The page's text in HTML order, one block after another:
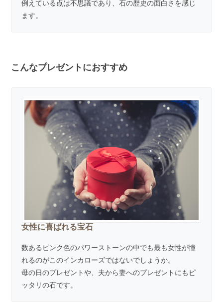
例えている点は不思議であり、石の歴史の面白さを感じ
ます。
こんなプレゼントにおすすめ
女性に喜ばれる宝石
数あるピンク色のパワーストーンの中でも最も女性が憧
れるのがこのインカローズではないでしょうか。
母の日のプレゼントや、夫から妻へのプレゼントにもピ
ッタリの石です。